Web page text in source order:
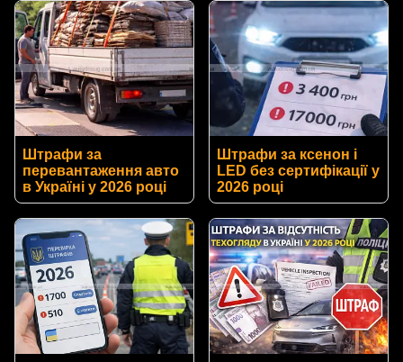
Штрафи за
перевантаження авто
в Україні у 2026 році
Штрафи за ксенон і
LED без сертифікації у
2026 році